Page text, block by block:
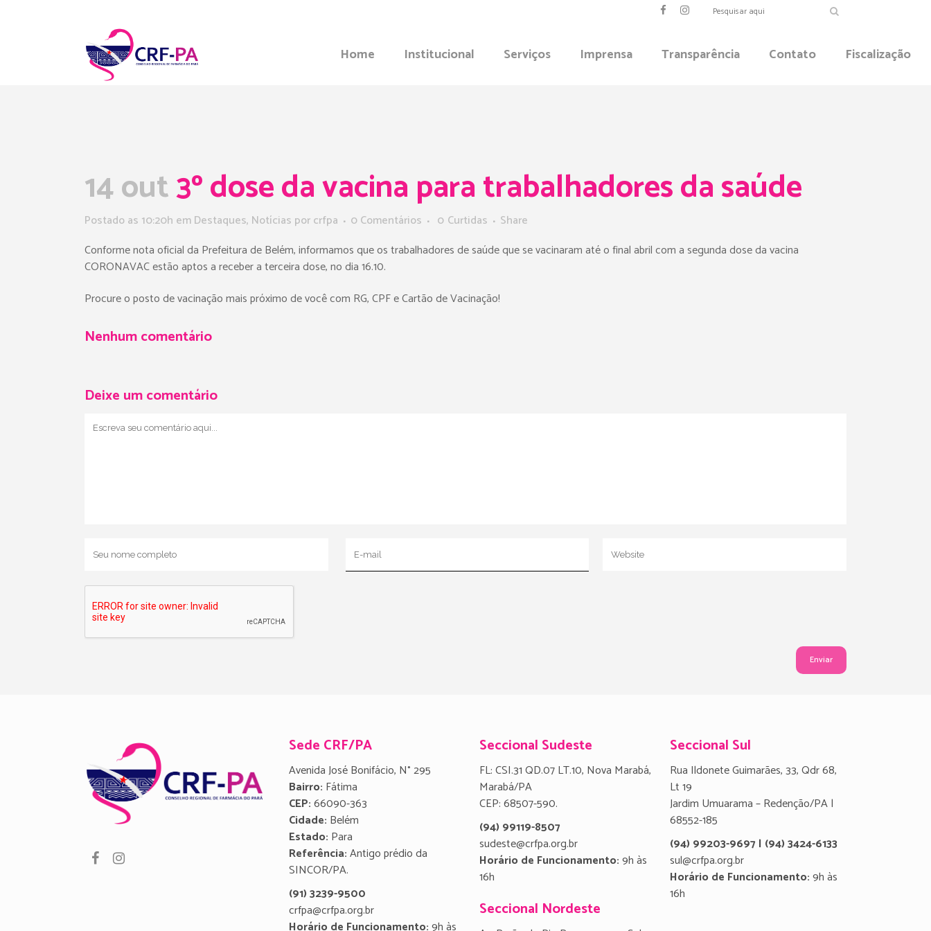
Home Institucional Serviços Imprensa Transparência Contato Fiscalização
14 out3º dose da vacina para trabalhadores da saúde
Postado as 10:20h emDestaques, Notícias porcrfpa 0 Comentários 0 Curtidas
Share
Conforme nota oficial da Prefeitura de Belém, informamos que os trabalhadores de saúde que se vacinaram até o final abril com a segunda dose da vacina
CORONAVAC estão aptos a receber a terceira dose, no dia 16.10.
Procure o posto de vacinação mais próximo de você com RG, CPF e Cartão de Vacinação!
Nenhum comentário
Deixe um comentário
Sede CRF/PA
Avenida José Bonifácio, N° 295
Bairro: Fátima
CEP:66090-363
Cidade: Belém
Estado: Para
Referência:Antigo prédio da
SINCOR/PA.
(91) 3239-9500
crfpa@crfpa.org.br
Horário de Funcionamento:9h às
Seccional Sudeste
FL: CSI.31 QD.07 LT.10, Nova Marabá,
Marabá/PA
CEP: 68507-590.
(94) 99119-8507
sudeste@crfpa.org.br
Horário de Funcionamento:9h às
16h
Seccional Nordeste
Seccional Sul
Rua Ildonete Guimarães, 33, Qdr 68,
Lt 19
Jardim Umuarama – Redenção/PA |
68552-185
(94) 99203-9697 | (94) 3424-6133
sul@crfpa.org.br
Horário de Funcionamento:9h às
16h